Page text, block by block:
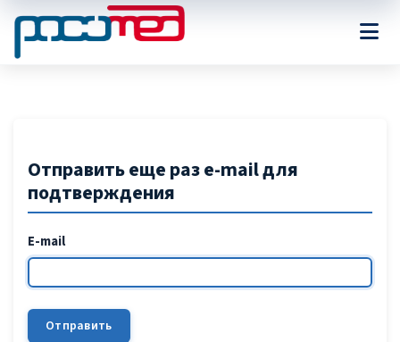
Отправить еще раз e-mail для
подтверждения
E-mail